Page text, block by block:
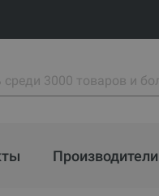
Производители